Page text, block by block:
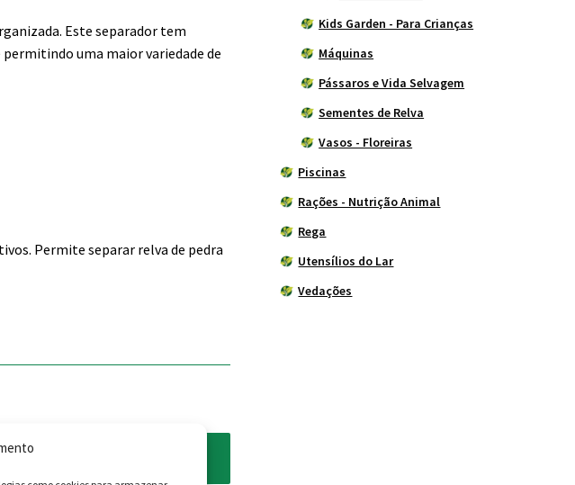
Este separador tem
uma maior variedade de
Permite separar relva de pedra
Kids Garden - Para Crianças
Máquinas
Pássaros e Vida Selvagem
Sementes de Relva
Vasos - Floreiras
Piscinas
Rações - Nutrição Animal
Rega
Utensílios do Lar
Vedações